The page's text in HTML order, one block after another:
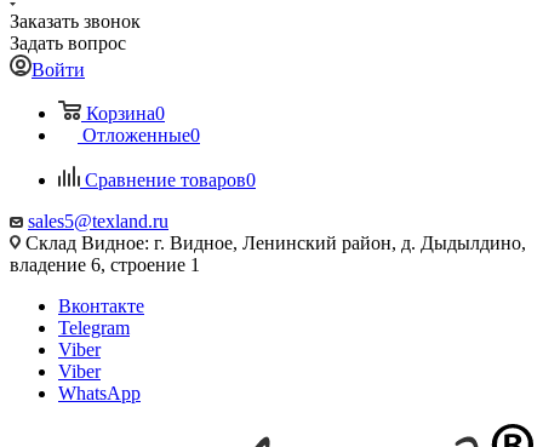
Заказать звонок
Задать вопрос
Войти
Корзина0
Отложенные0
Сравнение товаров0
sales5@texland.ru
Склад Видное: г. Видное, Ленинский район, д. Дыдылдино,
владение 6, строение 1
Вконтакте
Telegram
Viber
Viber
WhatsApp